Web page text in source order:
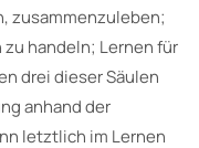
zusammenzuleben;
handeln; Lernen für
drei dieser Säulen
anhand der
letztlich im Lernen